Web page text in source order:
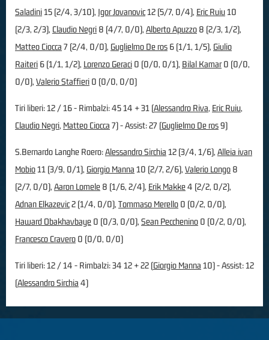
Saladini15 (2/4, 3/10), Igor Jovanovic12 (5/7, 0/4), Eric Ruiu10
(2/3, 2/3), Claudio Negri 8 (4/7, 0/0), Alberto Apuzzo 8 (2/3, 1/2),
Matteo Ciocca 7 (2/4, 0/0), Guglielmo De ros 6 (1/1, 1/5), Giulio
Raiteri 6 (1/1, 1/2), Lorenzo Geraci 0 (0/0, 0/1), Bilal Kamar0 (0/0,
0/0), Valerio Staffieri 0 (0/0, 0/0)
Tiri liberi: 12 / 16 - Rimbalzi: 45 14 + 31 (Alessandro Riva, Eric Ruiu,
Claudio Negri, Matteo Ciocca 7) - Assist: 27 (Guglielmo De ros9)
S.Bernardo Langhe Roero:Alessandro Sirchia 12 (3/4, 1/6), Alleia ivan
Mobio11 (3/9, 0/1), Giorgio Manna 10 (2/7, 2/6), Valerio Longo 8
(2/7, 0/0), Aaron Lomele 8 (1/6, 2/4), Erik Makke4 (2/2, 0/2),
Adnan Elkazevic2 (1/4, 0/0), Tommaso Merello 0 (0/2, 0/0),
Haward Obakhavbaye 0 (0/3, 0/0), Sean Pecchenino 0 (0/2, 0/0),
Francesco Cravero 0 (0/0, 0/0)
Tiri liberi: 12 / 14 - Rimbalzi: 34 12 + 22 (Giorgio Manna 10) - Assist: 12
(Alessandro Sirchia 4)